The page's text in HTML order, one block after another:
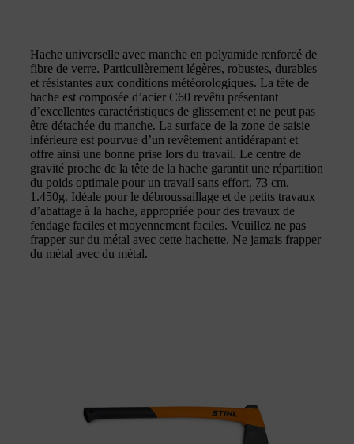
Hache universelle avec manche en polyamide renforcé de
fibre de verre. Particulièrement légères, robustes, durables
et résistantes aux conditions météorologiques. La tête de
hache est composée d’acier C60 revêtu présentant
d’excellentes caractéristiques de glissement et ne peut pas
être détachée du manche. La surface de la zone de saisie
inférieure est pourvue d’un revêtement antidérapant et
offre ainsi une bonne prise lors du travail. Le centre de
gravité proche de la tête de la hache garantit une répartition
du poids optimale pour un travail sans effort. 73 cm,
1.450g. Idéale pour le débroussaillage et de petits travaux
d’abattage à la hache, appropriée pour des travaux de
fendage faciles et moyennement faciles. Veuillez ne pas
frapper sur du métal avec cette hachette. Ne jamais frapper
du métal avec du métal.